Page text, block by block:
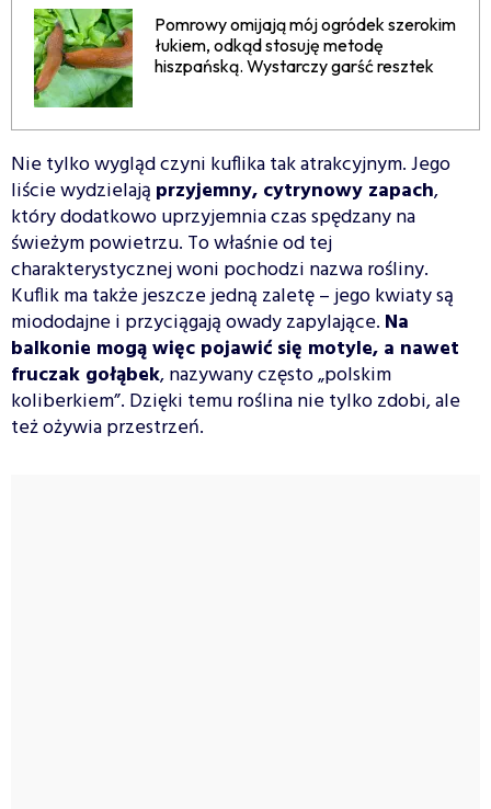
Pomrowy omijają mój ogródek szerokim
łukiem, odkąd stosuję metodę
hiszpańską. Wystarczy garść resztek
Nie tylko wygląd czyni kuflika tak atrakcyjnym. Jego
liście wydzielają przyjemny, cytrynowy zapach,
który dodatkowo uprzyjemnia czas spędzany na
świeżym powietrzu. To właśnie od tej
charakterystycznej woni pochodzi nazwa rośliny.
Kuflik ma także jeszcze jedną zaletę – jego kwiaty są
miododajne i przyciągają owady zapylające. Na
balkonie mogą więc pojawić się motyle, a nawet
fruczak gołąbek, nazywany często „polskim
koliberkiem”. Dzięki temu roślina nie tylko zdobi, ale
też ożywia przestrzeń.